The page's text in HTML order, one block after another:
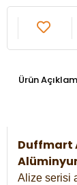
Ürün
Duffmart
Alize serisi